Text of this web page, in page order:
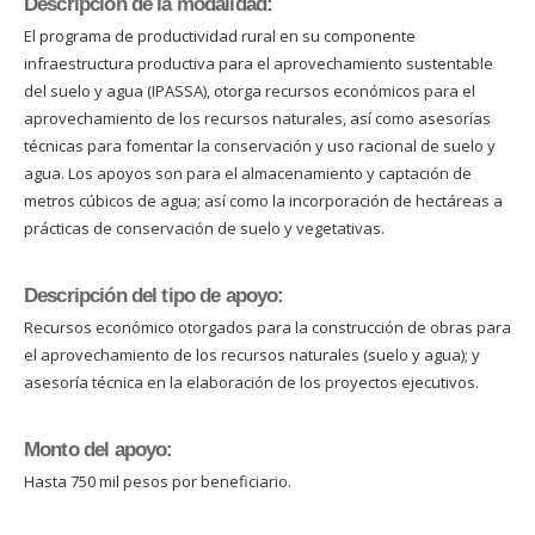
El programa de productividad rural en su componente
infraestructura productiva para el aprovechamiento sustentable
del suelo y agua (IPASSA), otorga recursos económicos para el
aprovechamiento de los recursos naturales, así como asesorías
técnicas para fomentar la conservación y uso racional de suelo y
agua. Los apoyos son para el almacenamiento y captación de
metros cúbicos de agua; así como la incorporación de hectáreas a
prácticas de conservación de suelo y vegetativas.
Descripción del tipo de apoyo:
Recursos económico otorgados para la construcción de obras para
el aprovechamiento de los recursos naturales (suelo y agua); y
asesoría técnica en la elaboración de los proyectos ejecutivos.
Monto del apoyo:
Hasta 750 mil pesos por beneficiario.